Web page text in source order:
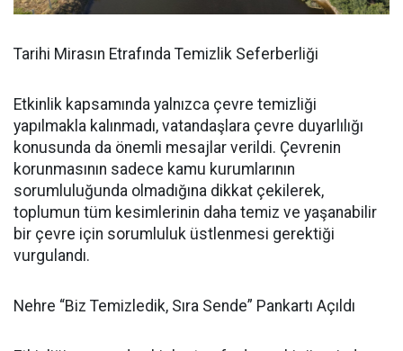
Tarihi Mirasın Etrafında Temizlik Seferberliği
Etkinlik kapsamında yalnızca çevre temizliği
yapılmakla kalınmadı, vatandaşlara çevre duyarlılığı
konusunda da önemli mesajlar verildi. Çevrenin
korunmasının sadece kamu kurumlarının
sorumluluğunda olmadığına dikkat çekilerek,
toplumun tüm kesimlerinin daha temiz ve yaşanabilir
bir çevre için sorumluluk üstlenmesi gerektiği
vurgulandı.
Nehre “Biz Temizledik, Sıra Sende” Pankartı Açıldı